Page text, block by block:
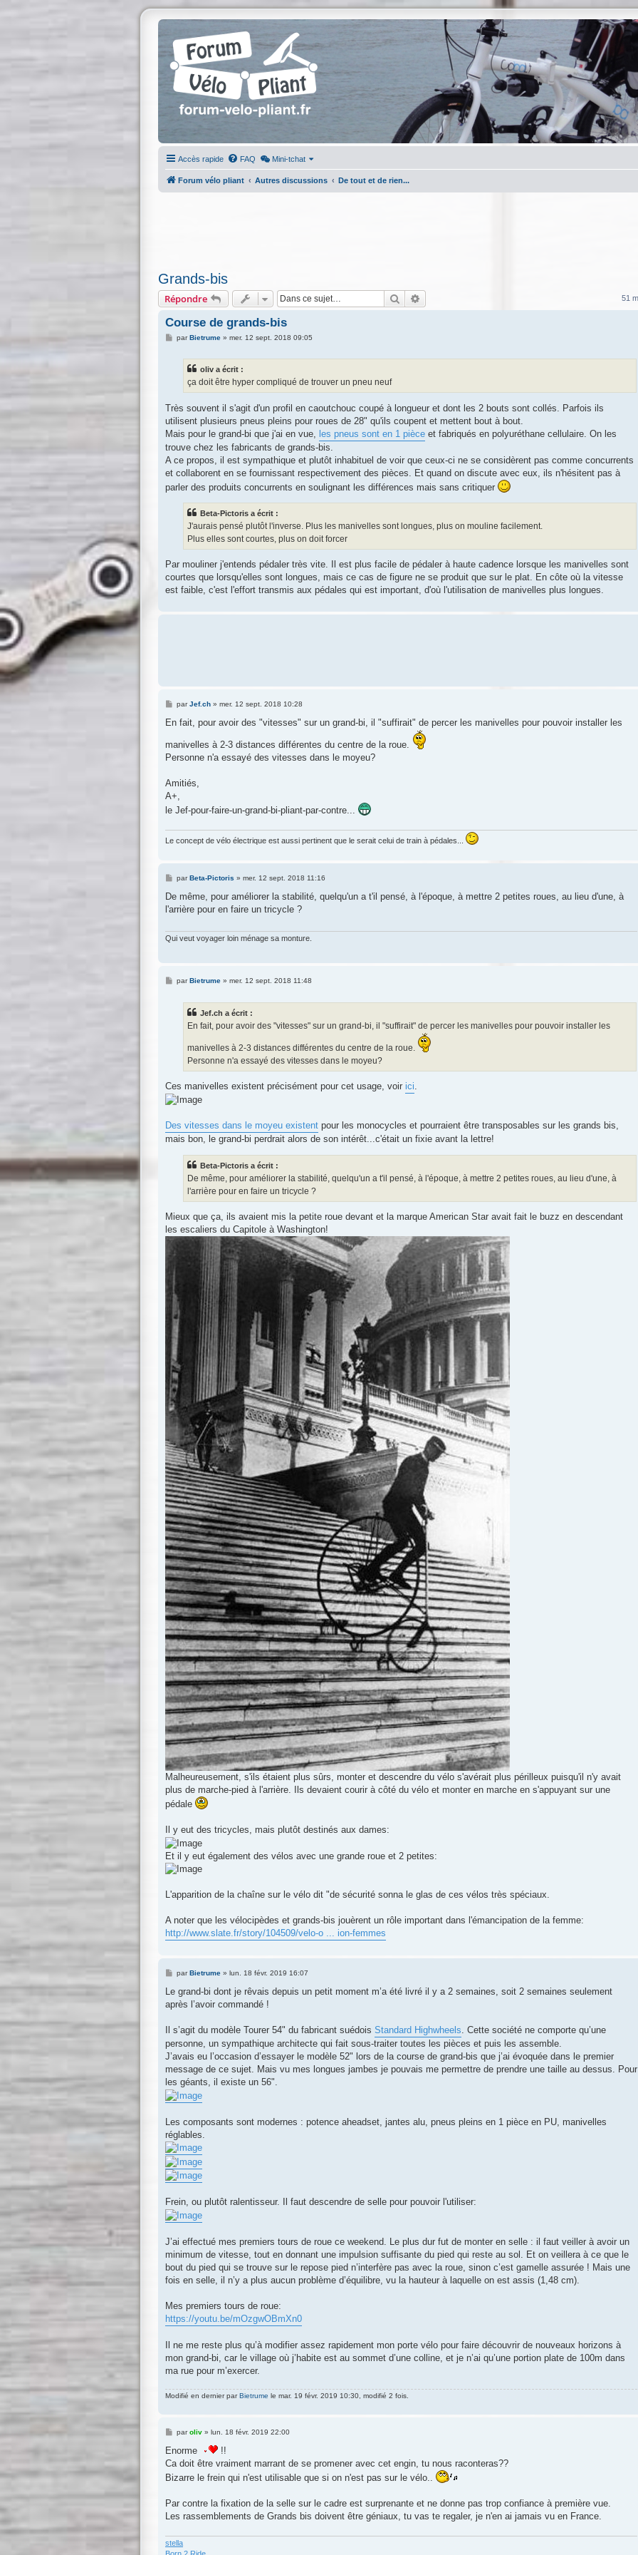
Accès rapide FAQ Mini-tchat
Forum vélo pliant Autres discussions De tout et de rien...
Grands-bis
Répondre Rechercher 51
Course de grands-bis
MparBietrume» mer. 12 sept. 2018 09:05
oliv a écrit :
ça doit être hyper compliqué de trouver un pneu neuf
Très souvent il s'agit d'un profil en caoutchouc coupé à longueur et dont les 2 bouts sont collés. Parfois ils
utilisent plusieurs pneus pleins pour roues de 28" qu'ils coupent et mettent bout à bout.
Mais pour le grand-bi que j'ai en vue,
les pneus sont en 1 pièce et fabriqués en polyuréthane cellulaire. On les
trouve chez les fabricants de grands-bis.
A ce propos, il est sympathique et plutôt inhabituel de voir que ceux-ci ne se considèrent pas comme concurrents
et collaborent en se fournissant respectivement des pièces. Et quand on discute avec eux, ils n'hésitent pas à
parler des produits concurrents en soulignant les différences mais sans critiquer
Beta-Pictoris a écrit :
J'aurais pensé plutôt l'inverse. Plus les manivelles sont longues, plus on mouline facilement.
Plus elles sont courtes, plus on doit forcer
Par mouliner j'entends pédaler très vite. Il est plus facile de pédaler à haute cadence lorsque les manivelles sont
courtes que lorsqu'elles sont longues, mais ce cas de figure ne se produit que sur le plat. En côte où la vitesse
est faible, c'est l'effort transmis aux pédales qui est important, d'où l'utilisation de manivelles plus longues.
M
s
g
e
parJef.ch» mer. 12 sept. 2018 10:28
En fait, pour avoir des "vitesses" sur un grand-bi, il "suffirait" de percer les manivelles pour pouvoir installer les
manivelles à 2-3 distances différentes du centre de la roue.
Personne n'a essayé des vitesses dans le moyeu?
Amitiés,
A+,
le Jef-pour-faire-un-grand-bi-pliant-par-contre...
Le concept de vélo électrique est aussi pertinent que le serait celui de train à pédales...
M
s
a
parBeta-Pictoris » mer. 12 sept. 2018 11:16
De même, pour améliorer la stabilité, quelqu'un a t'il pensé, à l'époque, à mettre 2 petites roues, au lieu d'une, à
l'arrière pour en faire un tricycle ?
Qui veut voyager loin ménage sa monture.
MparBietrume» mer. 12 sept. 2018 11:48
Jef.ch a écrit :
En fait, pour avoir des "vitesses" sur un grand-bi, il "suffirait" de percer les manivelles pour pouvoir installer les
manivelles à 2-3 distances différentes du centre de la roue.
Personne n'a essayé des vitesses dans le moyeu?
Ces manivelles existent précisément pour cet usage, voir ici
Des vitesses dans le moyeu existent pour les monocycles et pourraient être transposables sur les grands bis,
mais bon, le grand-bi perdrait alors de son intérêt...c'était un fixie avant la lettre!
Beta-Pictoris a écrit :
De même, pour améliorer la stabilité, quelqu'un a t'il pensé, à l'époque, à mettre 2 petites roues, au lieu d'une, à
l'arrière pour en faire un tricycle ?
Mieux que ça, ils avaient mis la petite roue devant et la marque American Star avait fait le buzz en descendant
les escaliers du Capitole à Washington!
Malheureusement, s'ils étaient plus sûrs, monter et descendre du vélo s'avérait plus périlleux puisqu'il n'y avait
plus de marche-pied à l'arrière. Ils devaient courir à côté du vélo et monter en marche en s'appuyant sur une
pédale
Il y eut des tricycles, mais plutôt destinés aux dames:
Et il y eut également des vélos avec une grande roue et 2 petites:
L'apparition de la chaîne sur le vélo dit "de sécurité sonna le glas de ces vélos très spéciaux.
A noter que les vélocipèdes et grands-bis jouèrent un rôle important dans l'émancipation de la femme:
http://www.slate.fr/story/104509/velo-o ... ion-femmes
M
s
a
parBietrume» lun. 18 févr. 2019 16:07
Le grand-bi dont je rêvais depuis un petit moment m’a été livré il y a 2 semaines, soit 2 semaines seulement
après l’avoir commandé !
Il s’agit du modèle Tourer 54" du fabricant suédois Standard Highwheels. Cette société ne comporte qu’une
personne, un sympathique architecte qui fait sous-traiter toutes les pièces et puis les assemble.
J’avais eu l’occasion d’essayer le modèle 52" lors de la course de grand-bis que j’ai évoquée dans le premier
message de ce sujet. Mais vu mes longues jambes je pouvais me permettre de prendre une taille au dessus. Pour
les géants, il existe un 56".
Les composants sont modernes : potence aheadset, jantes alu, pneus pleins en 1 pièce en PU, manivelles
réglables.
Frein, ou plutôt ralentisseur. Il faut descendre de selle pour pouvoir l'utiliser:
J’ai effectué mes premiers tours de roue ce weekend. Le plus dur fut de monter en selle : il faut veiller à avoir un
minimum de vitesse, tout en donnant une impulsion suffisante du pied qui reste au sol. Et on veillera à ce que le
bout du pied qui se trouve sur le repose pied n’interfère pas avec la roue, sinon c’est gamelle assurée ! Mais une
fois en selle, il n’y a plus aucun problème d’équilibre, vu la hauteur à laquelle on est assis (1,48 cm).
Mes premiers tours de roue:
https://youtu.be/mOzgwOBmXn0
Il ne me reste plus qu’à modifier assez rapidement mon porte vélo pour faire découvrir de nouveaux horizons à
mon grand-bi, car le village où j’habite est au sommet d’une colline, et je n’ai qu’une portion plate de 100m dans
ma rue pour m’exercer.
Modifié en dernier parBietrume le mar. 19 févr. 2019 10:30, modifié 2 fois.
M
s
a
e
paroliv» lun. 18 févr. 2019 22:00
Enorme
!!
Ca doit être vraiment marrant de se promener avec cet engin, tu nous raconteras??
Bizarre le frein qui n'est utilisable que si on n'est pas sur le vélo..
Par contre la fixation de la selle sur le cadre est surprenante et ne donne pas trop confiance à première vue.
Les rassemblements de Grands bis doivent être géniaux, tu vas te regaler, je n'en ai jamais vu en France.
stella